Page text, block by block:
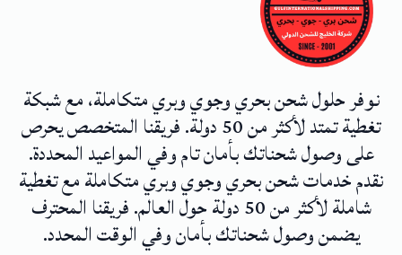
نوفر حلول شحن بحري وجوي وبري متكاملة، مع شبكة
تغطية تمتد لأكثر من 50 دولة. فريقنا المتخصص يحرص
على وصول شحناتك بأمان تام وفي المواعيد المحددة.
نقدم خدمات شحن بحري وجوي وبري متكاملة مع تغطية
شاملة لأكثر من 50 دولة حول العالم. فريقنا المحترف
يضمن وصول شحناتك بأمان وفي الوقت المحدد.